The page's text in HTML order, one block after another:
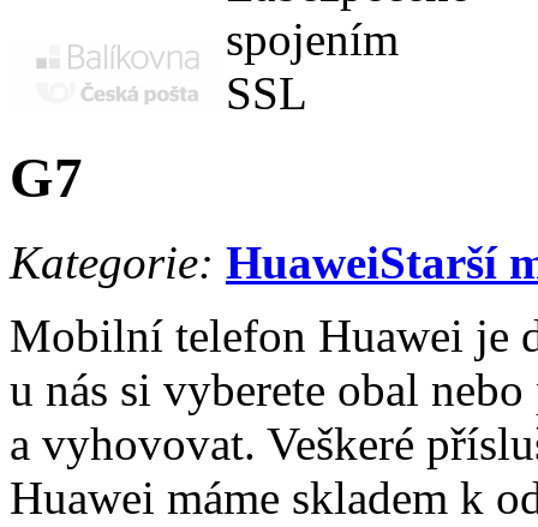
G7
Kategorie: HuaweiStarší
Mobilní telefon Huawei je
u nás si vyberete obal
a vyhovovat. Veškeré
Huawei máme skladem k